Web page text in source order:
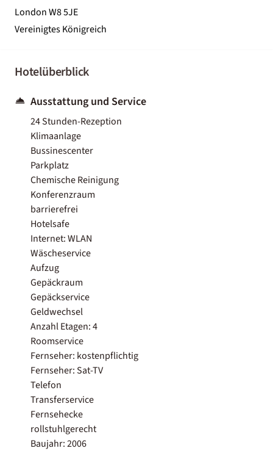
London W8 5JE
Vereinigtes Königreich
Hotelüberblick
Ausstattung und Service
24 Stunden-Rezeption
Klimaanlage
Bussinescenter
Parkplatz
Chemische Reinigung
Konferenzraum
barrierefrei
Hotelsafe
Internet: WLAN
Wäscheservice
Aufzug
Gepäckraum
Gepäckservice
Geldwechsel
Anzahl Etagen: 4
Roomservice
Fernseher: kostenpflichtig
Fernseher: Sat-TV
Telefon
Transferservice
Fernsehecke
rollstuhlgerecht
Baujahr: 2006